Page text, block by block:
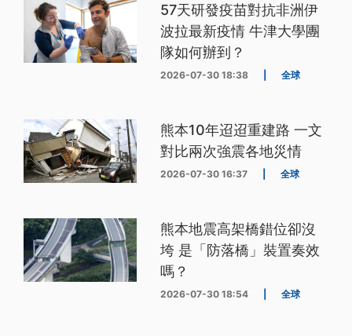
57天研發疫苗對抗非洲伊
波拉最新疫情 牛津大學團
隊如何辦到？
2026-07-30 18:38 全球
熊本10年迢迢重建路 一文
對比兩次強震各地災情
2026-07-30 16:37 全球
熊本地震高架橋錯位卻沒
垮 是「防落橋」裝置奏效
嗎？
2026-07-30 18:54 全球